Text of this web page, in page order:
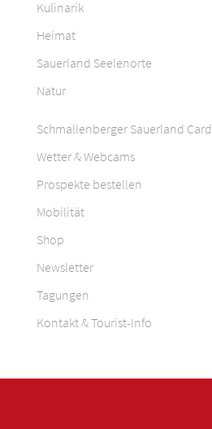
Kulinarik
Heimat
Sauerland Seelenorte
Natur
Schmallenberger Sauerland Card
Wetter & Webcams
Prospekte bestellen
Mobilität
Shop
Newsletter
Tagungen
Kontakt & Tourist-Info